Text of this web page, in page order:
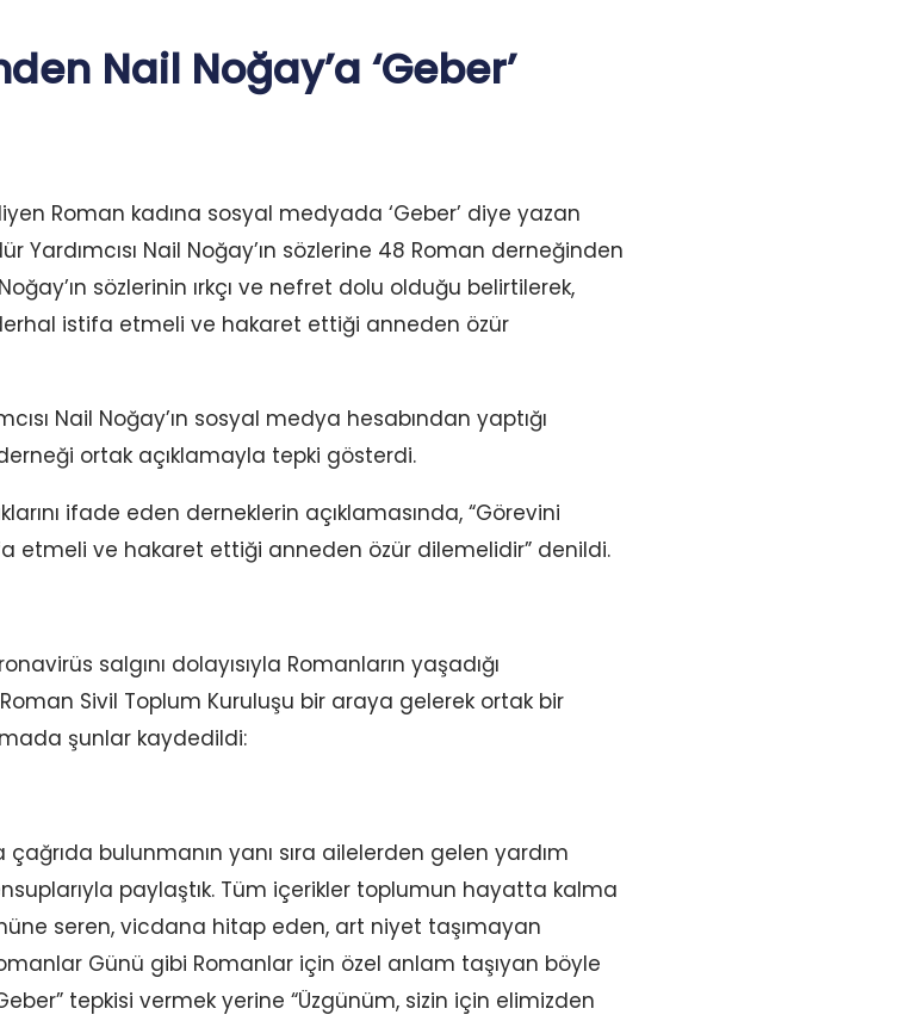
Nail Noğay’a ‘Geber’
Roman kadına sosyal medyada ‘Geber’ diye yazan
Yardımcısı Nail Noğay’ın sözlerine 48 Roman derneğinden
sözlerinin ırkçı ve nefret dolu olduğu belirtilerek,
istifa etmeli ve hakaret ettiği anneden özür
Nail Noğay’ın sosyal medya hesabından yaptığı
ortak açıklamayla tepki gösterdi.
ifade eden derneklerin açıklamasında, “Görevini
etmeli ve hakaret ettiği anneden özür dilemelidir” denildi.
salgını dolayısıyla Romanların yaşadığı
Sivil Toplum Kuruluşu bir araya gelerek ortak bir
şunlar kaydedildi:
bulunmanın yanı sıra ailelerden gelen yardım
paylaştık. Tüm içerikler toplumun hayatta kalma
seren, vicdana hitap eden, art niyet taşımayan
Günü gibi Romanlar için özel anlam taşıyan böyle
tepkisi vermek yerine “Üzgünüm, sizin için elimizden